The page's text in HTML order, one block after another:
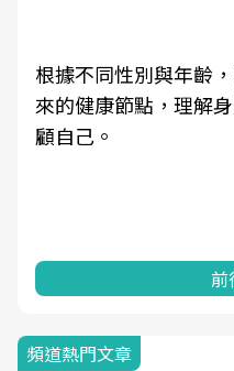
根據不同性別與年齡
來的健康節點，理解
顧自己。
前
頻道熱門文章